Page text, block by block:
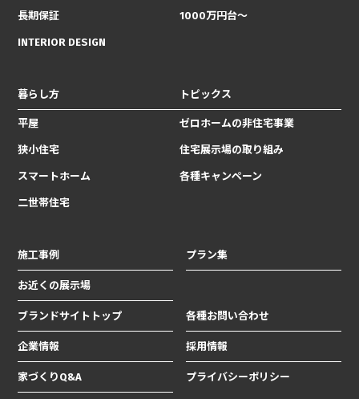
長期保証
INTERIOR DESIGN
1000万円台〜
暮らし方
平屋
狭小住宅
スマートホーム
二世帯住宅
トピックス
ゼロホームの非住宅事業
住宅展示場の取り組み
各種キャンペーン
施工事例 プラン集
お近くの展示場
ブランドサイトトップ 各種お問い合わせ
企業情報 採用情報
家づくりQ&A プライバシーポリシー